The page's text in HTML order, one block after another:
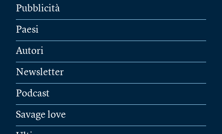
Pubblicità
Paesi
Autori
Newsletter
Podcast
Savage love